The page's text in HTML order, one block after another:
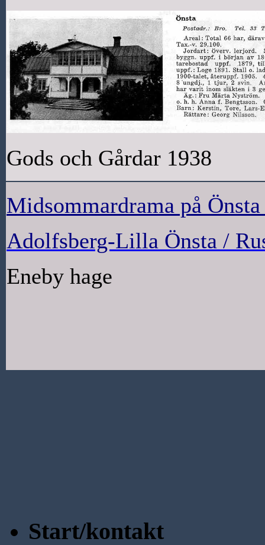
Gods och Gårdar 1938
Midsommardrama på
Adolfsberg-Lilla Önsta /
Eneby hage
Start/kontakt